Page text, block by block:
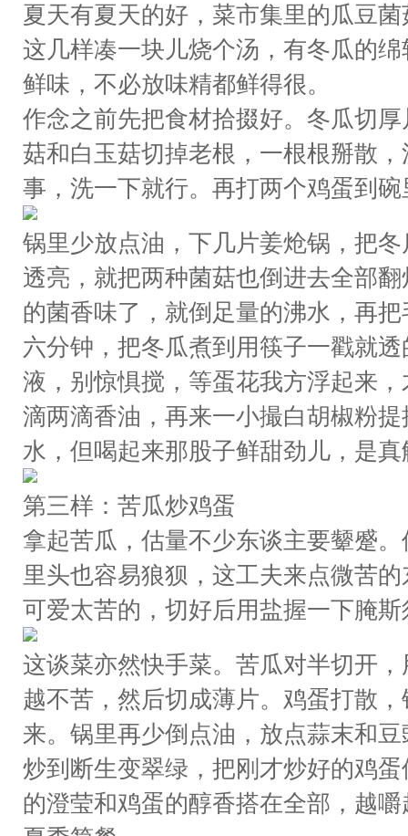
夏天有夏天的好，菜市集里的瓜豆
这几样凑一块儿烧个汤，有冬瓜的
鲜味，不必放味精都鲜得很。
作念之前先把食材拾掇好。冬瓜切
菇和白玉菇切掉老根，一根根掰散
事，洗一下就行。再打两个鸡蛋到
锅里少放点油，下几片姜炝锅，把
透亮，就把两种菌菇也倒进去全部
的菌香味了，就倒足量的沸水，再
六分钟，把冬瓜煮到用筷子一戳就
液，别惊惧搅，等蛋花我方浮起来
滴两滴香油，再来一小撮白胡椒粉
水，但喝起来那股子鲜甜劲儿，是
第三样：苦瓜炒鸡蛋
拿起苦瓜，估量不少东谈主要颦蹙
里头也容易狼狈，这工夫来点微苦
可爱太苦的，切好后用盐握一下腌
这谈菜亦然快手菜。苦瓜对半切开
越不苦，然后切成薄片。鸡蛋打散
来。锅里再少倒点油，放点蒜末和
炒到断生变翠绿，把刚才炒好的鸡
的澄莹和鸡蛋的醇香搭在全部，越